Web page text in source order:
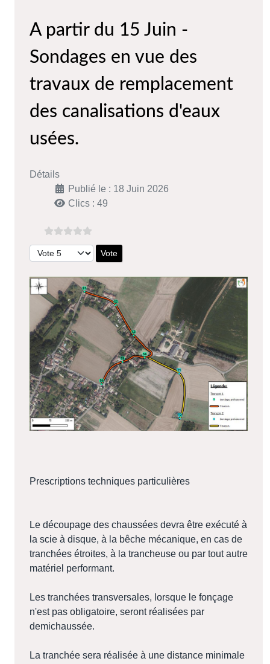
A partir du 15 Juin -
Sondages en vue des
travaux de remplacement
des canalisations d'eaux
usées.
Détails
Publié le : 18 Juin 2026
Clics : 49
Veuillez voter
Prescriptions techniques particulières
Le découpage des chaussées devra être exécuté à
la scie à disque, à la bêche mécanique, en cas de
tranchées étroites, à la trancheuse ou par tout autre
matériel performant.
Les tranchées transversales, lorsque le fonçage
n'est pas obligatoire, seront réalisées par
demichaussée.
La tranchée sera réalisée à une distance minimale